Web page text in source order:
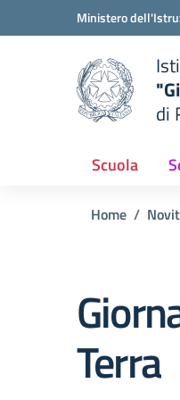
Vai ai contenuti
Vai al menu di navigazione
Ministero
scuola
di
Scuola
Home
Terra